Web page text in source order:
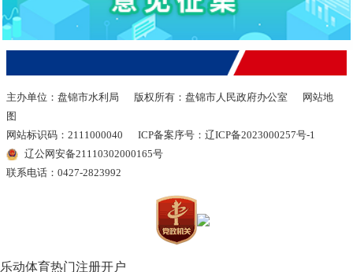
主办单位：盘锦市水利局 版权所有：盘锦市人民政府办公室
网站地
图
网站标识码：2111000040
ICP备案序号：辽ICP备2023000257号-1
辽公网安备21110302000165号
联系电话：0427-2823992
乐动体育热门注册开户